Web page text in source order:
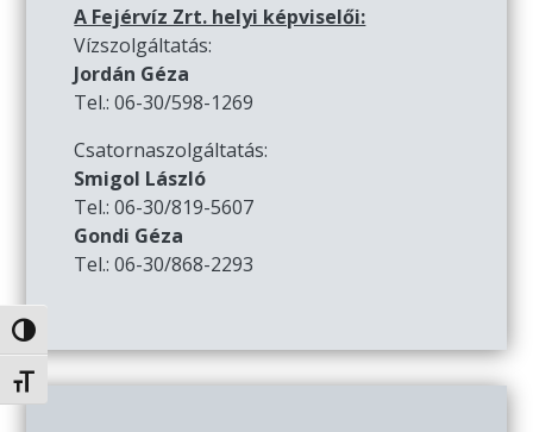
Nagy kontraszt váltása
Betűméret váltása
A Fejérvíz Zrt. helyi képviselői:
Vízszolgáltatás:
Jordán Géza
Tel.: 06-30/598-1269
Csatornaszolgáltatás:
Smigol László
Tel.: 06-30/819-5607
Gondi Géza
Tel.: 06-30/868-2293